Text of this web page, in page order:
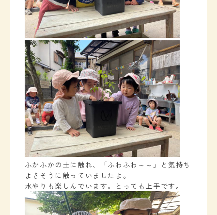
ふかふかの土に触れ、「ふわふわ～～」と気持ち
よさそうに触っていましたよ。
水やりも楽しんでいます。とっても上手です。